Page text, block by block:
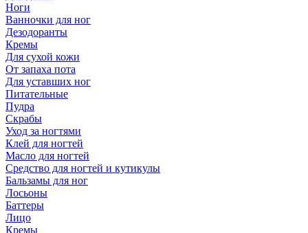
Ноги
Ванночки для ног
Дезодоранты
Кремы
Для сухой кожи
От запаха пота
Для уставших ног
Питательные
Пудра
Скрабы
Уход за ногтями
Клей для ногтей
Масло для ногтей
Средство для ногтей и кутикулы
Бальзамы для ног
Лосьоны
Баттеры
Лицо
Кремы